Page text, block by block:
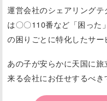
運営会社のシェアリングテ
は〇〇110番など「困った
の困りごとに特化したサー
あの子が安らかに天国に
来る会社にお任せするべき